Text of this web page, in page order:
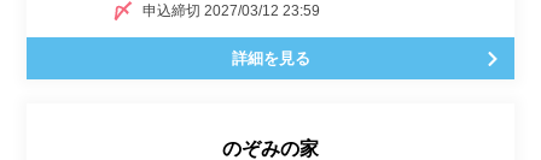
申込締切 2027/03/12 23:59
詳細を見る
のぞみの家